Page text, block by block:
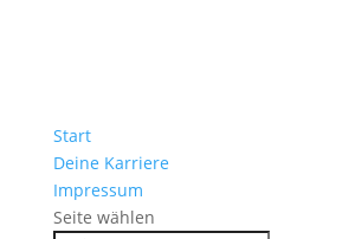
Start
Deine Karriere
Impressum
Seite wählen